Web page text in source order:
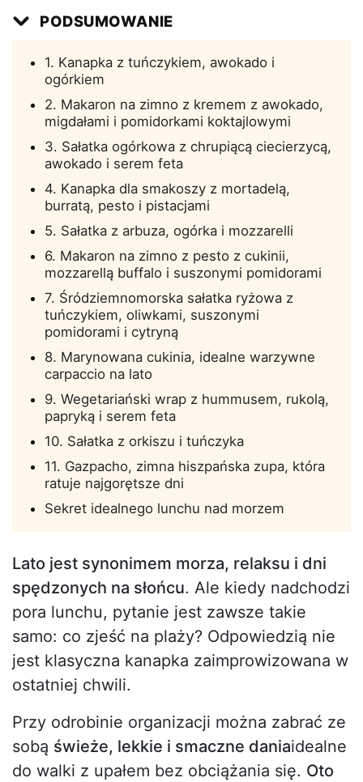
PODSUMOWANIE
1. Kanapka z tuńczykiem, awokado i
ogórkiem
2. Makaron na zimno z kremem z awokado,
migdałami i pomidorkami koktajlowymi
3. Sałatka ogórkowa z chrupiącą ciecierzycą,
awokado i serem feta
4. Kanapka dla smakoszy z mortadelą,
burratą, pesto i pistacjami
5. Sałatka z arbuza, ogórka i mozzarelli
6. Makaron na zimno z pesto z cukinii,
mozzarellą buffalo i suszonymi pomidorami
7. Śródziemnomorska sałatka ryżowa z
tuńczykiem, oliwkami, suszonymi
pomidorami i cytryną
8. Marynowana cukinia, idealne warzywne
carpaccio na lato
9. Wegetariański wrap z hummusem, rukolą,
papryką i serem feta
10. Sałatka z orkiszu i tuńczyka
11. Gazpacho, zimna hiszpańska zupa, która
ratuje najgorętsze dni
Sekret idealnego lunchu nad morzem
Lato jest synonimem morza, relaksu i dni
spędzonych na słońcu. Ale kiedy nadchodzi
pora lunchu, pytanie jest zawsze takie
samo: co zjeść na plaży? Odpowiedzią nie
jest klasyczna kanapka zaimprowizowana w
ostatniej chwili.
Przy odrobinie organizacji można zabrać ze
sobą świeże, lekkie i smaczne daniaidealne
do walki z upałem bez obciążania się. Oto